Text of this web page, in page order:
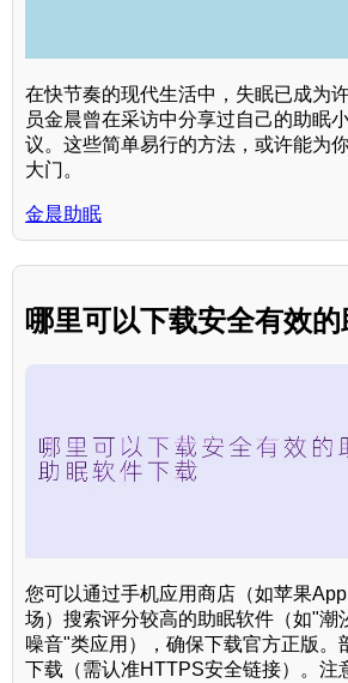
在快节奏的现代生活中，失眠已成为
员金晨曾在采访中分享过自己的助眠
议。这些简单易行的方法，或许能为
大门。
金晨助眠
哪里可以下载安全有效的
您可以通过手机应用商店（如苹果
场）搜索评分较高的助眠软件（如"潮
噪音"类应用），确保下载官方正版。
下载（需认准HTTPS安全链接）。注